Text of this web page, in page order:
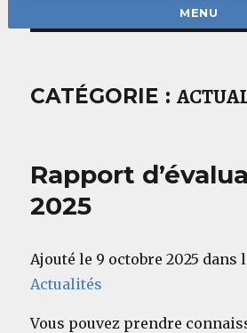
MENU
CATÉGORIE :
Rapport
2025
Ajouté le 9 octobre 2025 dans
Actualités
Vous pouvez prendre